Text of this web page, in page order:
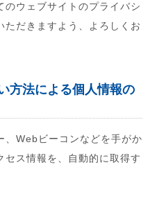
ウェブサイトのプライバシ
ただきますよう、よろしくお
方法による個人情報の
、Webビーコンなどを手がか
セス情報を、自動的に取得す